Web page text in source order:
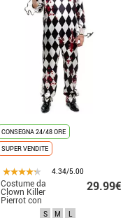
CONSEGNA 24/48 ORE
SUPER VENDITE
4.34/5.00
Costume da
Clown Killer
Pierrot con
cappello per
29.99€
S M L